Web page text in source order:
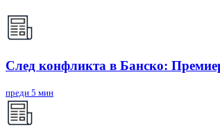
След конфликта в Банско:
преди 5 мин